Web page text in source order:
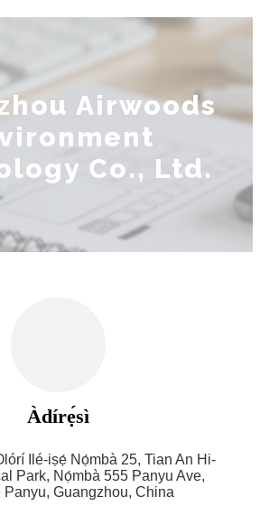
Airwoods
Co., Ltd.
Àdírẹ́sì
Ilé-iṣẹ́ Nọ́mbà 25, Tian An Hi-
Park, Nọ́mbà 555 Panyu Ave,
Panyu, Guangzhou, China